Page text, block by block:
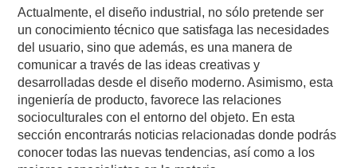
Actualmente, el diseño industrial, no sólo pretende ser
un conocimiento técnico que satisfaga las necesidades
del usuario, sino que además, es una manera de
comunicar a través de las ideas creativas y
desarrolladas desde el diseño moderno. Asimismo, esta
ingeniería de producto, favorece las relaciones
socioculturales con el entorno del objeto. En esta
sección encontrarás noticias relacionadas donde podrás
conocer todas las nuevas tendencias, así como a los